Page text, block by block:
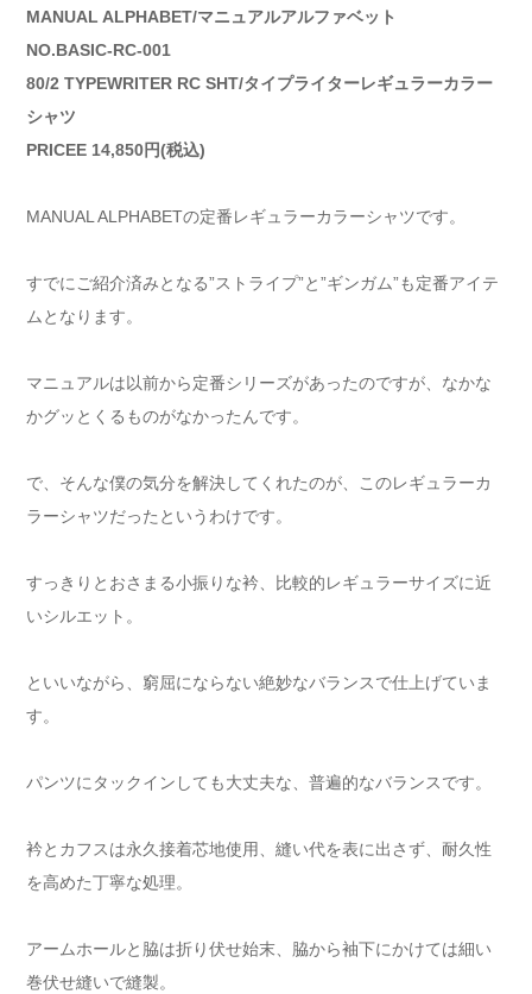
MANUAL ALPHABET/マニュアルアルファベット
NO.BASIC-RC-001
80/2 TYPEWRITER RC SHT/タイプライターレギュラーカラー
シャツ
PRICEE 14,850円(税込)
MANUAL ALPHABETの定番レギュラーカラーシャツです。
すでにご紹介済みとなる”ストライプ”と”ギンガム”も定番アイテ
ムとなります。
マニュアルは以前から定番シリーズがあったのですが、なかな
かグッとくるものがなかったんです。
で、そんな僕の気分を解決してくれたのが、このレギュラーカ
ラーシャツだったというわけです。
すっきりとおさまる小振りな衿、比較的レギュラーサイズに近
いシルエット。
といいながら、窮屈にならない絶妙なバランスで仕上げていま
す。
パンツにタックインしても大丈夫な、普遍的なバランスです。
衿とカフスは永久接着芯地使用、縫い代を表に出さず、耐久性
を高めた丁寧な処理。
アームホールと脇は折り伏せ始末、脇から袖下にかけては細い
巻伏せ縫いで縫製。